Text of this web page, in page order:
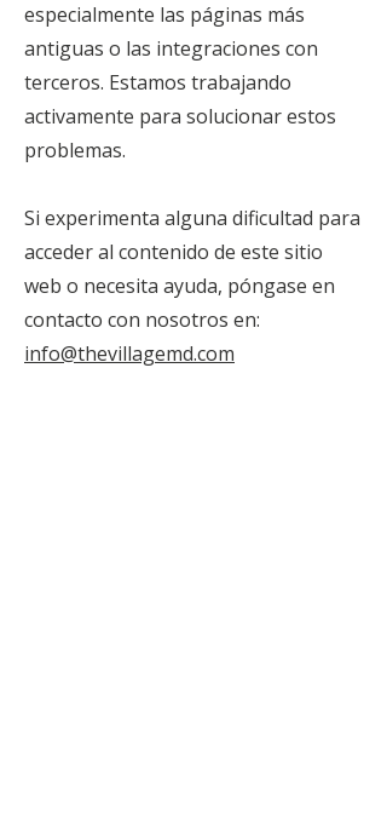
especialmente las páginas más
antiguas o las integraciones con
terceros. Estamos trabajando
activamente para solucionar estos
problemas.
Si experimenta alguna dificultad para
acceder al contenido de este sitio
web o necesita ayuda, póngase en
contacto con nosotros en:
info@thevillagemd.com